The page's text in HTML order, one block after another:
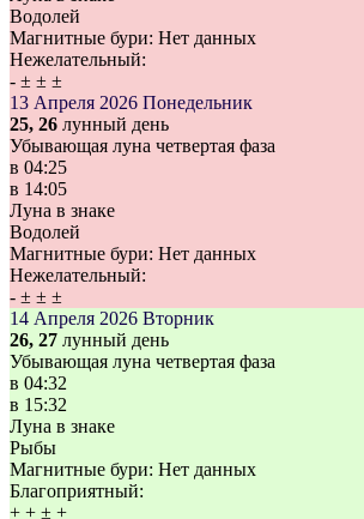
Водолей
Магнитные бури: Нет данных
Нежелательный:
- ± ± ±
13 Апреля 2026 Понедельник
25, 26 лунный день
Убывающая луна четвертая фаза
в 04:25
в 14:05
Луна в знаке
Водолей
Магнитные бури: Нет данных
Нежелательный:
- ± ± ±
14 Апреля 2026 Вторник
26, 27 лунный день
Убывающая луна четвертая фаза
в 04:32
в 15:32
Луна в знаке
Рыбы
Магнитные бури: Нет данных
Благоприятный:
+ + ± +